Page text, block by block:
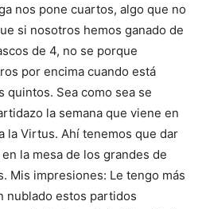
nos pone cuartos, algo que no
si nosotros hemos ganado de
de 4, no se porque
por encima cuando está
quintos. Sea como sea se
la semana que viene en
la Virtus. Ahí tenemos que dar
la mesa de los grandes de
Mis impresiones: Le tengo más
nublado estos partidos